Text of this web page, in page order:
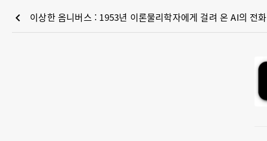
chevron_left 이상한 옴니버스 : 1953년 이론물리학자에게 걸려 온 AI의 전화